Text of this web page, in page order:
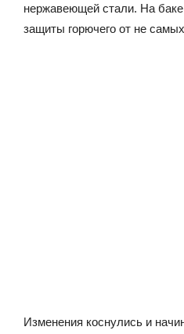
нержавеющей стали. На
защиты горючего от не
Изменения коснулись и